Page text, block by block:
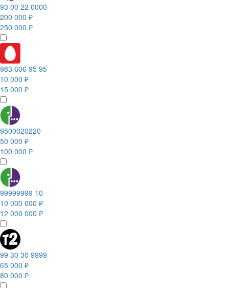
93 00 22 0000
200 000 ₽
250 000 ₽
983 606 95 95
10 000 ₽
15 000 ₽
9500020220
50 000 ₽
100 000 ₽
99999999 10
10 000 000 ₽
12 000 000 ₽
99 30 30 9999
65 000 ₽
80 000 ₽